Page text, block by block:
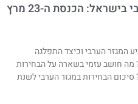
תוצאות הבחירות במגזר הערבי בישראל: הכנסת ה-23 מרץ
המגזר הערבי וכיצד התפלגה
מה חושב עזמי בשארה על הבחירות
הבחירות במגזר הערבי לשנת